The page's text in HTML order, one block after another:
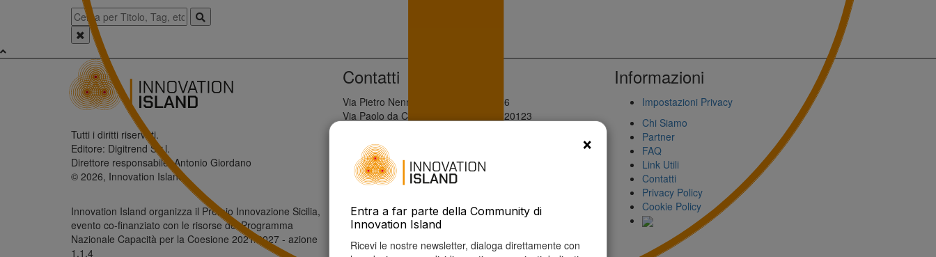
Tutti i diritti riservati.
Editore: Digitrend S.r.l.
Direttore responsabile: Antonio Giordano
© 2026, Innovation Island
Innovation Island organizza il Premio Innovazione Sicilia,
evento co-finanziato con le risorse del Programma
Nazionale Capacità per la Coesione 2021/2027 - azione
1.1.4
Contatti
Via Pietro Nenni, 28 - Palermo, 90146
Via Paolo da Cannobio, 10 - Milano, 20123
Tel: +39 327 621 5632
info@innovationisland.it
Informazioni
Impostazioni Privacy
Chi Siamo
Partner
FAQ
Link Utili
Contatti
Privacy Policy
Cookie Policy
×
Entra a far parte della Community di
Innovation Island
Ricevi le nostre newsletter, dialoga direttamente con